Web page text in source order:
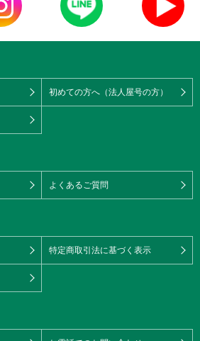
初めての方へ（法人屋号の方）
よくあるご質問
特定商取引法に基づく表示